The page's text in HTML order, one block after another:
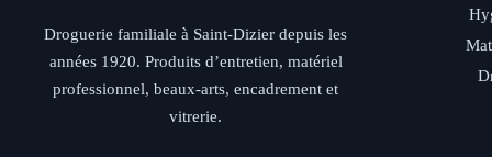
Droguerie familiale à Saint-Dizier depuis les
années 1920. Produits d’entretien, matériel
professionnel, beaux-arts, encadrement et
vitrerie.